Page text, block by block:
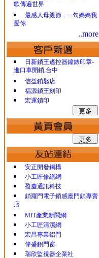
歌傳遍世界
最感人母親節 - 一句媽媽我
愛你
..more
日新鎖王遙控器鐘錶印章-
進口車開鎖,台中
信益鎖匙店
福源鎖王刻印
宏運鎖印
安正開發鋼構
小工匠修繕網
盈慶通訊科技
鎖羅門電子鎖感應門鎖專賣
店
MIT產業新聞網
小工匠清潔網
宏昌專業鋁門
偉盛鋁門窗
瑞欣監視器企業社